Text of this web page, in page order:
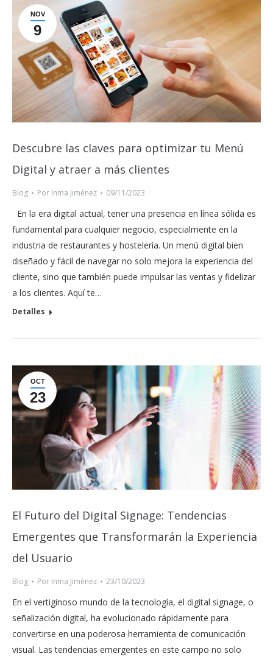
NOV
9
Descubre las claves para optimizar tu Menú
Digital y atraer a más clientes
Blog Por Inma Jiménez 09/11/2023
En la era digital actual, tener una presencia en línea sólida es
fundamental para cualquier negocio, especialmente en la
industria de restaurantes y hostelería. Un menú digital bien
diseñado y fácil de navegar no solo mejora la experiencia del
cliente, sino que también puede impulsar las ventas y fidelizar
a los clientes. Aquí te…
Detalles
OCT
23
El Futuro del Digital Signage: Tendencias
Emergentes que Transformarán la Experiencia
del Usuario
Blog Por Inma Jiménez 23/10/2023
En el vertiginoso mundo de la tecnología, el digital signage, o
señalización digital, ha evolucionado rápidamente para
convertirse en una poderosa herramienta de comunicación
visual. Las tendencias emergentes en este campo no solo